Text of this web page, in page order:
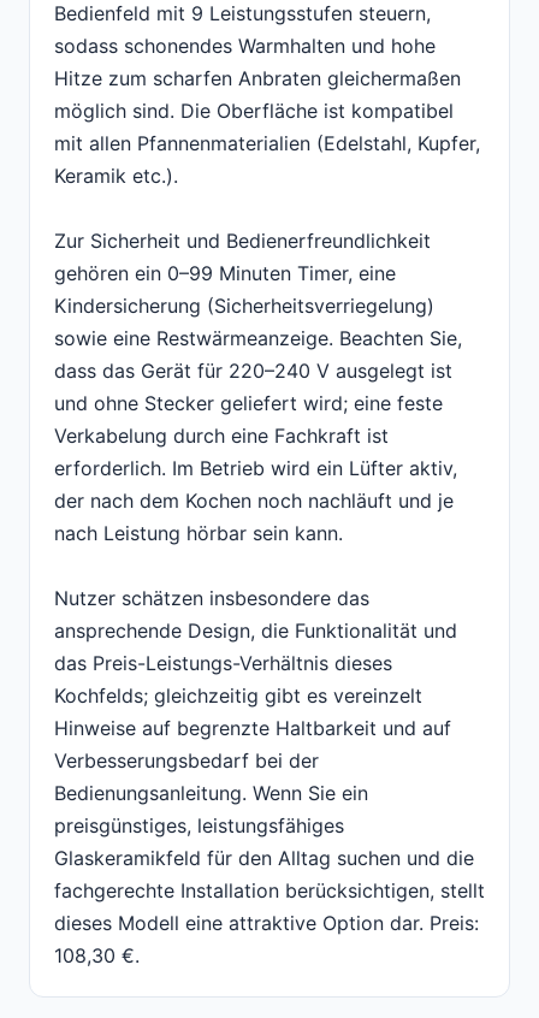
Bedienfeld mit 9 Leistungsstufen steuern,
sodass schonendes Warmhalten und hohe
Hitze zum scharfen Anbraten gleichermaßen
möglich sind. Die Oberfläche ist kompatibel
mit allen Pfannenmaterialien (Edelstahl, Kupfer,
Keramik etc.).
Zur Sicherheit und Bedienerfreundlichkeit
gehören ein 0–99 Minuten Timer, eine
Kindersicherung (Sicherheitsverriegelung)
sowie eine Restwärmeanzeige. Beachten Sie,
dass das Gerät für 220–240 V ausgelegt ist
und ohne Stecker geliefert wird; eine feste
Verkabelung durch eine Fachkraft ist
erforderlich. Im Betrieb wird ein Lüfter aktiv,
der nach dem Kochen noch nachläuft und je
nach Leistung hörbar sein kann.
Nutzer schätzen insbesondere das
ansprechende Design, die Funktionalität und
das Preis-Leistungs-Verhältnis dieses
Kochfelds; gleichzeitig gibt es vereinzelt
Hinweise auf begrenzte Haltbarkeit und auf
Verbesserungsbedarf bei der
Bedienungsanleitung. Wenn Sie ein
preisgünstiges, leistungsfähiges
Glaskeramikfeld für den Alltag suchen und die
fachgerechte Installation berücksichtigen, stellt
dieses Modell eine attraktive Option dar. Preis:
108,30 €.